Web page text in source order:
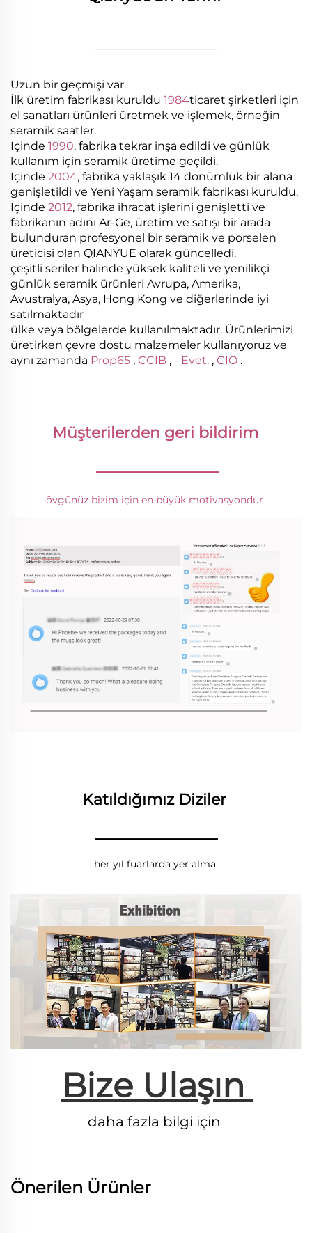
Uzun bir geçmişi var.
İlk üretim fabrikası kuruldu 1984ticaret şirketleri için
el sanatları ürünleri üretmek ve işlemek, örneğin
seramik saatler.
Içinde 1990, fabrika tekrar inşa edildi ve günlük
kullanım için seramik üretime geçildi.
Içinde 2004, fabrika yaklaşık 14 dönümlük bir alana
genişletildi ve Yeni Yaşam seramik fabrikası kuruldu.
Içinde 2012, fabrika ihracat işlerini genişletti ve
fabrikanın adını Ar-Ge, üretim ve satışı bir arada
bulunduran profesyonel bir seramik ve porselen
üreticisi olan QIANYUE olarak güncelledi.
çeşitli seriler halinde yüksek kaliteli ve yenilikçi
günlük seramik ürünleri Avrupa, Amerika,
Avustralya, Asya, Hong Kong ve diğerlerinde iyi
satılmaktadır
ülke veya bölgelerde kullanılmaktadır. Ürünlerimizi
üretirken çevre dostu malzemeler kullanıyoruz ve
aynı zamanda Prop65 , CCIB , - Evet. , CIO .
Müşterilerden geri bildirim
________________
övgünüz bizim için en büyük motivasyondur
Katıldığımız Diziler
________________
her yıl fuarlarda yer alma
Bize Ulaşın
daha fazla bilgi için
Önerilen Ürünler